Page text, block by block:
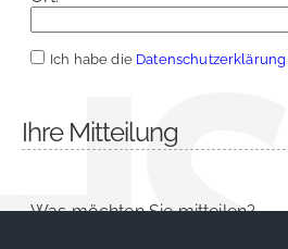
Ich habe die Datenschutzerklärung
Ihre Mitteilung
Was möchten Sie mitteilen?